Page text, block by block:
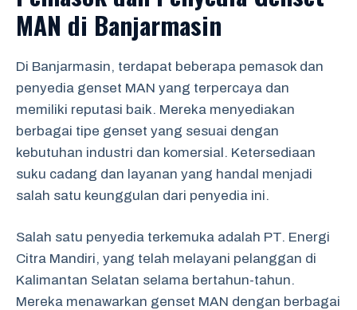
MAN di Banjarmasin
Di Banjarmasin, terdapat beberapa pemasok dan
penyedia genset MAN yang terpercaya dan
memiliki reputasi baik. Mereka menyediakan
berbagai tipe genset yang sesuai dengan
kebutuhan industri dan komersial. Ketersediaan
suku cadang dan layanan yang handal menjadi
salah satu keunggulan dari penyedia ini.
Salah satu penyedia terkemuka adalah PT. Energi
Citra Mandiri, yang telah melayani pelanggan di
Kalimantan Selatan selama bertahun-tahun.
Mereka menawarkan genset MAN dengan berbagai